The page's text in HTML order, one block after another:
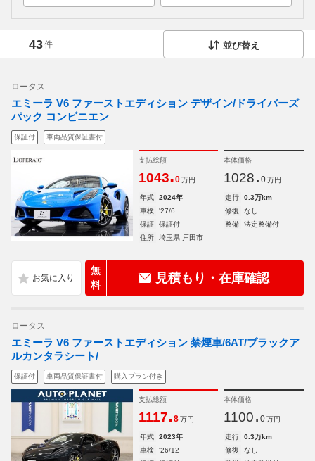
43件 並び替え
ロータス
エミーラ V6 ファーストエディション デザイン/ドライバーズ
パック コンビニエン
保証付 車両品質保証書付
支払総額
1043.0 万円
本体価格
1028. 0 万円
年式 2024年 走行
0.3万km
車検
'27/6 修復
なし
保証
保証付 整備
法定整備付
住所
埼玉県 戸田市
無
料
見積もり・在庫確認
ロータス
エミーラ V6 ファーストエディション 禁煙車/6AT/ブラックア
ルカンタラシート/
保証付 車両品質保証書付 購入プラン付き
支払総額
1117.8 万円
本体価格
1100. 0 万円
年式 2023年 走行
0.3万km
車検
'26/12 修復
なし